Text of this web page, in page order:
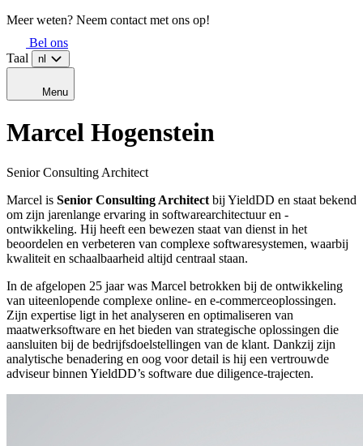
Meer weten? Neem contact met ons op!
Bel ons
Taal
nl
Menu
Marcel Hogenstein
Senior Consulting Architect
Marcel is Senior Consulting Architect bij YieldDD en staat bekend
om zijn jarenlange ervaring in softwarearchitectuur en -
ontwikkeling. Hij heeft een bewezen staat van dienst in het
beoordelen en verbeteren van complexe softwaresystemen, waarbij
kwaliteit en schaalbaarheid altijd centraal staan.
In de afgelopen 25 jaar was Marcel betrokken bij de ontwikkeling
van uiteenlopende complexe online- en e-commerceoplossingen.
Zijn expertise ligt in het analyseren en optimaliseren van
maatwerksoftware en het bieden van strategische oplossingen die
aansluiten bij de bedrijfsdoelstellingen van de klant. Dankzij zijn
analytische benadering en oog voor detail is hij een vertrouwde
adviseur binnen YieldDD’s software due diligence-trajecten.